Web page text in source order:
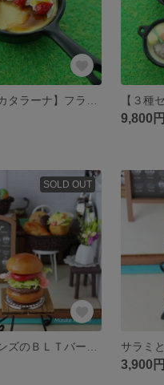
9,800円
SOLD OUT
3,900円